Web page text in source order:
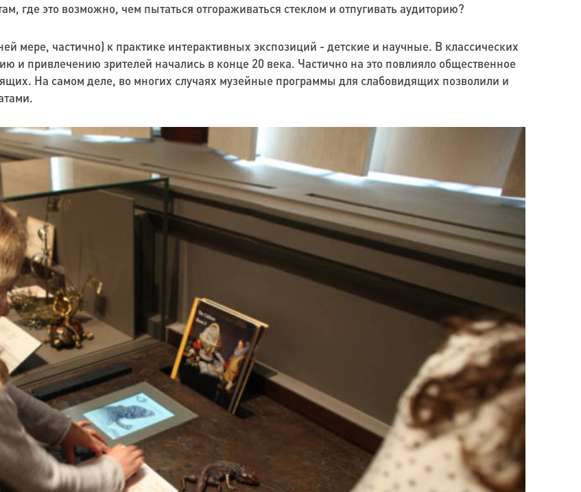
где это возможно, чем пытаться отгораживаться стеклом и отпугивать аудиторию?
мере, частично) к практике интерактивных экспозиций - детские и научные. В классических
и привлечению зрителей начались в конце 20 века. Частично на это повлияло общественное
На самом деле, во многих случаях музейные программы для слабовидящих позволили и